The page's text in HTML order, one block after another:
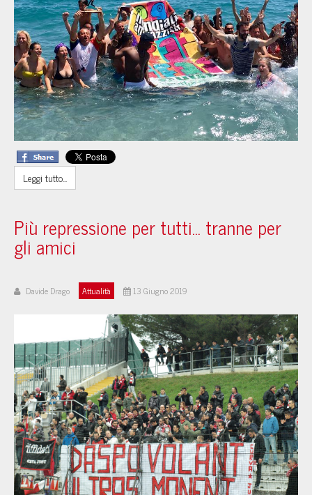
Leggi tutto...
Più repressione per tutti... tranne per
gli amici
Davide Drago Attualità 13 Giugno 2019